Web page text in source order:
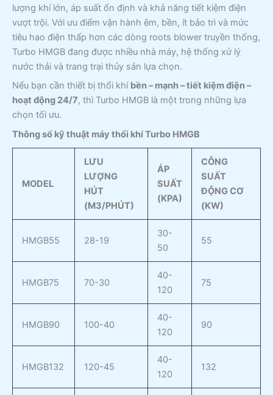
lượng khí lớn, áp suất ổn định và khả năng tiết kiệm điện
vượt trội. Với ưu điểm vận hành êm, bền, ít bảo trì và mức
tiêu hao điện thấp hơn các dòng roots blower truyền thống,
Turbo HMGB đang được nhiều nhà máy, hệ thống xử lý
nước thải và trang trại thủy sản lựa chọn.
Nếu bạn cần thiết bị thổi khí bền – mạnh – tiết kiệm điện –
hoạt động 24/7, thì Turbo HMGB là một trong những lựa
chọn tối ưu.
Thông số kỹ thuật máy thổi khí Turbo HMGB
MODEL
LƯU
LƯỢNG
HÚT
(M3/PHÚT)
ÁP
SUẤT
(KPA)
CÔNG
SUẤT
ĐỘNG CƠ
(KW)
HMGB55 28-19
30-
50
55
HMGB75 70-30
40-
120
75
HMGB90 100-40
40-
120
90
HMGB132 120-45
40-
120
132